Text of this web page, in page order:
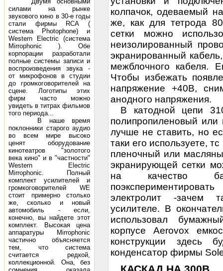
силами на рынке
звукового кино в 30-е годы
стали фирмы RCA (
система Photophone) и
Western Electric (система
Mirrophonic ). Обе
корпорации разработали
полные системы записи и
воспроизведения звука -
от микрофонов в студии
до громкоговорителей на
сцене. Логотипы этих
фирм часто можно
увидеть в титрах фильмов
того периода...
В наше время
поклонники старого аудио
во всем мире высоко
ценят оборудование
кинотеатров "золотого
века кино" и в "частности"
Western Electric
Mirrophonic. Полный
комплект усилителей и
громкоговорителей WE
стоит примерно столько
же, сколько и новый
автомобиль - если,
конечно, вы найдете этот
комплект. Высокая цена
аппаратуры Mirrophonic
частично объясняется
тем, что система
считается редкой,
коллекционной. Она, без
колпачок, одеваемый
же, как для тетрода
сетки можно
неизолированный
экранированный
межблочного кабеля.
Чтобы избежать
напряжение +40В,
анодного напряжения.
В катодной цепи
полипропиленовый или
лучше не ставить, но
таки его используете,
пленочный или
экранирующей сетки
на качество
электролит -зачем
усилителе. В
использовал
корпусе Aerovox
конструкции здесь
конденсатор фирмы